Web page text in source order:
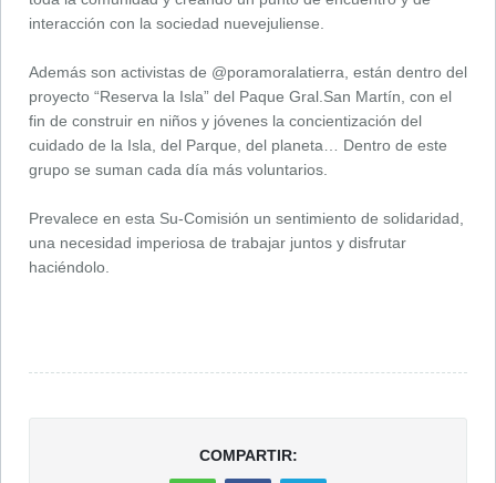
interacción con la sociedad nuevejuliense.
Además son activistas de @poramoralatierra, están dentro del
proyecto “Reserva la Isla” del Paque Gral.San Martín, con el
fin de construir en niños y jóvenes la concientización del
cuidado de la Isla, del Parque, del planeta… Dentro de este
grupo se suman cada día más voluntarios.
Prevalece en esta Su-Comisión un sentimiento de solidaridad,
una necesidad imperiosa de trabajar juntos y disfrutar
haciéndolo.
COMPARTIR: